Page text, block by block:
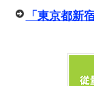
「東京都新